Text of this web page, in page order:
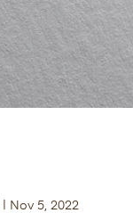
Nov 5, 2022